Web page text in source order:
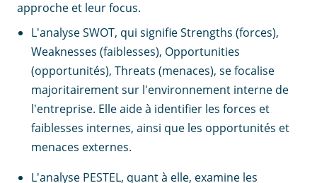
approche et leur focus.
L'analyse SWOT, qui signifie Strengths (forces),
Weaknesses (faiblesses), Opportunities
(opportunités), Threats (menaces), se focalise
majoritairement sur l'environnement interne de
l'entreprise. Elle aide à identifier les forces et
faiblesses internes, ainsi que les opportunités et
menaces externes.
L'analyse PESTEL, quant à elle, examine les